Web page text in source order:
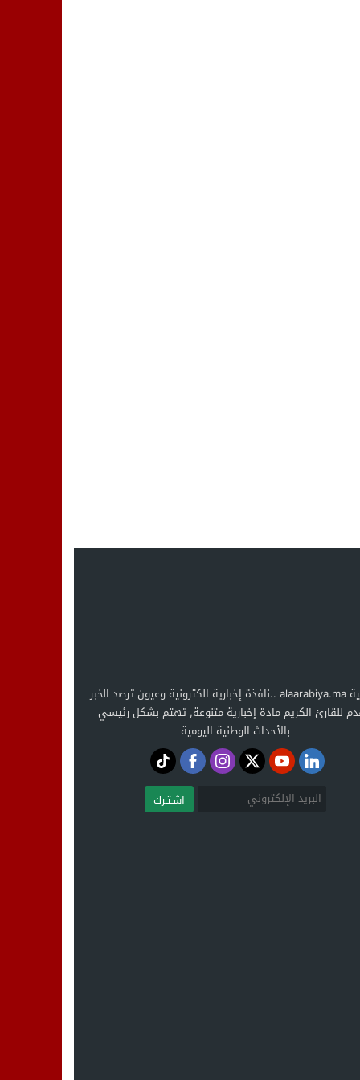
العربية alaarabiya.ma ..نافذة إخبارية الكترونية وعيون ترصد الخبر
للقارئ الكريم مادة إخبارية متنوعة, تهتم بشكل رئيسي
بالأحداث الوطنية اليومية
اشـتـرك